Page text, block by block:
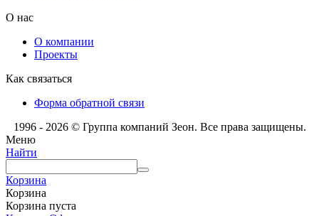
О нас
О компании
Проекты
Как связаться
Форма обратной связи
1996 - 2026 © Группа компаний Зеон. Все права защищены.
Меню
Найти
Корзина
Корзина
Корзина пуста